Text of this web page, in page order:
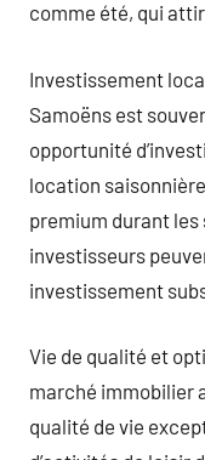
comme été, qui
Investissement
Samoëns est
opportunité
location
premium durant
investisseurs
investissement
Vie de qualité et
marché immobilier
qualité de vie